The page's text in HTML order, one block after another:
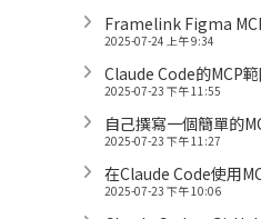
Framelink Figma
2025-07-24 上午 9:34
Claude Code的MCP
2025-07-23 下午 11:55
自己撰寫一個簡單的
2025-07-23 下午 11:27
在Claude Code使用
2025-07-23 下午 10:06